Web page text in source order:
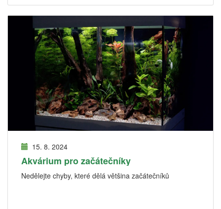
15. 8. 2024
Akvárium pro začátečníky
Nedělejte chyby, které dělá většina začátečníků